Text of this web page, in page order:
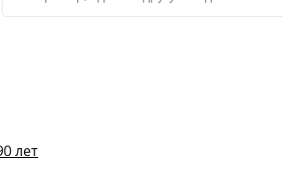
лет